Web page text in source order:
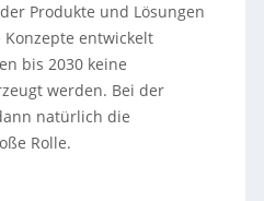
Produkte und Lösungen
entwickelt
bis 2030 keine
werden. Bei der
natürlich die
Rolle.